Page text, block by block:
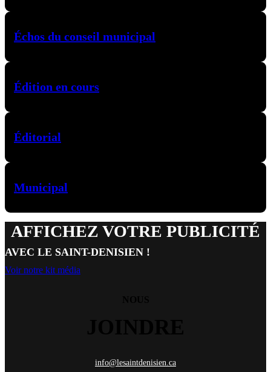
Échos du conseil municipal
Édition en cours
Éditorial
Municipal
AFFICHEZ VOTRE PUBLICITÉ
AVEC LE SAINT-DENISIEN !
Voir notre kit média
info@lesaintdenisien.ca